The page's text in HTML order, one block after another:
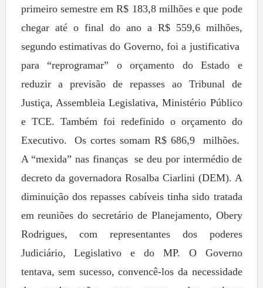
primeiro semestre em R$ 183,8 milhões e que pode
chegar até o final do ano a R$ 559,6 milhões,
segundo estimativas do Governo, foi a justificativa
para “reprogramar” o orçamento do Estado e
reduzir a previsão de repasses ao Tribunal de
Justiça, Assembleia Legislativa, Ministério Público
e TCE. Também foi redefinido o orçamento do
Executivo. Os cortes somam R$ 686,9 milhões.
A “mexida” nas finanças se deu por intermédio de
decreto da governadora Rosalba Ciarlini (DEM). A
diminuição dos repasses cabíveis tinha sido tratada
em reuniões do secretário de Planejamento, Obery
Rodrigues, com representantes dos poderes
Judiciário, Legislativo e do MP. O Governo
tentava, sem sucesso, convencê-los da necessidade